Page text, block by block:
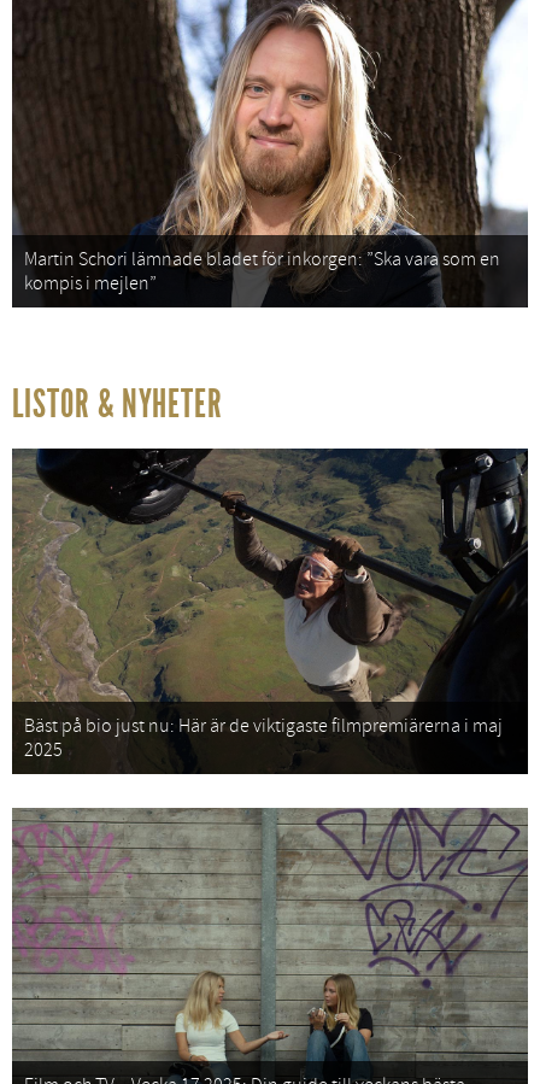
Martin Schori lämnade bladet för inkorgen: ”Ska vara som en
kompis i mejlen”
LISTOR & NYHETER
Bäst på bio just nu: Här är de viktigaste filmpremiärerna i maj
2025